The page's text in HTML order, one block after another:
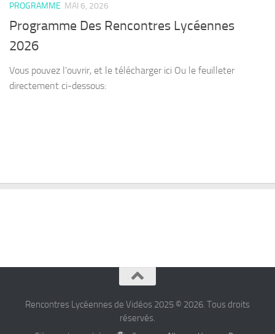
PROGRAMME MAI 6, 2026
Programme Des Rencontres Lycéennes
2026
Vous pouvez l’ouvrir, et le télécharger ici Ou le feuilleter
directement ci-dessous:
Rencontres Lycéennes de Vidéos 2025 © 2026. Tous droits
réservés.